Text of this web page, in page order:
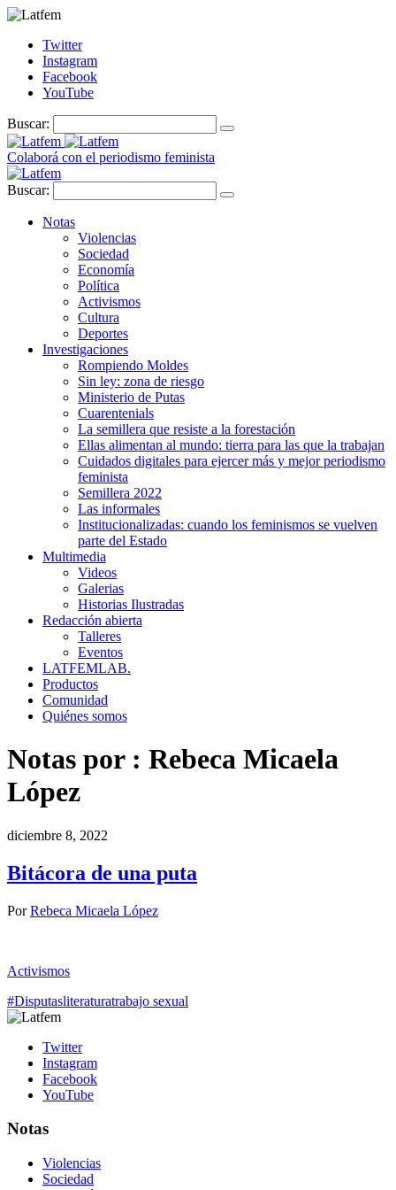
Twitter
Instagram
Facebook
YouTube
Buscar:
Colaborá con el periodismo feminista
Buscar:
Notas
Violencias
Sociedad
Economía
Política
Activismos
Cultura
Deportes
Investigaciones
Rompiendo Moldes
Sin ley: zona de riesgo
Ministerio de Putas
Cuarentenials
La semillera que resiste a la forestación
Ellas alimentan al mundo: tierra para las que la trabajan
Cuidados digitales para ejercer más y mejor periodismo
feminista
Semillera 2022
Las informales
Institucionalizadas: cuando los feminismos se vuelven
parte del Estado
Multimedia
Videos
Galerias
Historias Ilustradas
Redacción abierta
Talleres
Eventos
LATFEMLAB.
Productos
Comunidad
Quiénes somos
Notas por : Rebeca Micaela
López
diciembre 8, 2022
Bitácora de una puta
PorRebeca Micaela López
Activismos
#Disputasliteraturatrabajo sexual
Twitter
Instagram
Facebook
YouTube
Notas
Violencias
Sociedad